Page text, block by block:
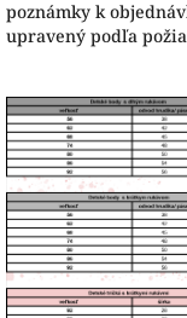
poznámky k
upravený podľa